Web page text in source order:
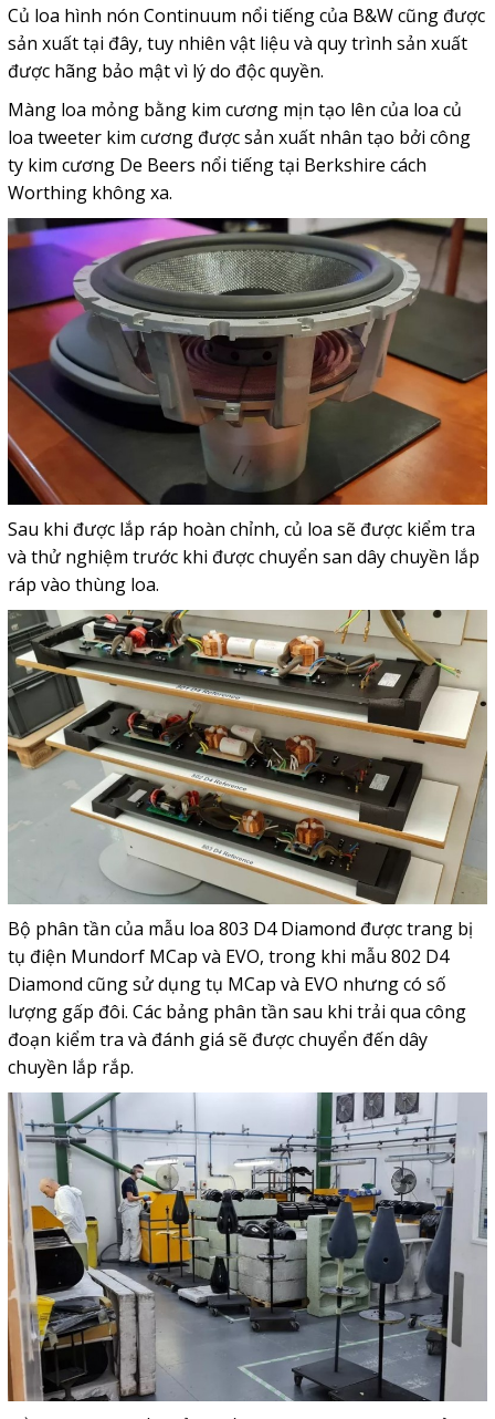
Củ loa hình nón Continuum nổi tiếng của B&W cũng được
sản xuất tại đây, tuy nhiên vật liệu và quy trình sản xuất
được hãng bảo mật vì lý do độc quyền.
Màng loa mỏng bằng kim cương mịn tạo lên của loa củ
loa tweeter kim cương được sản xuất nhân tạo bởi công
ty kim cương De Beers nổi tiếng tại Berkshire cách
Worthing không xa.
Sau khi được lắp ráp hoàn chỉnh, củ loa sẽ được kiểm tra
và thử nghiệm trước khi được chuyển san dây chuyền lắp
ráp vào thùng loa.
Bộ phân tần của mẫu loa 803 D4 Diamond được trang bị
tụ điện Mundorf MCap và EVO, trong khi mẫu 802 D4
Diamond cũng sử dụng tụ MCap và EVO nhưng có số
lượng gấp đôi. Các bảng phân tần sau khi trải qua công
đoạn kiểm tra và đánh giá sẽ được chuyển đến dây
chuyền lắp rắp.